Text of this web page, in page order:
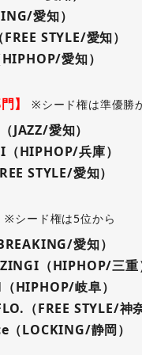
愛知）
STYLE/愛知）
愛知）
】 ※シード権は準優勝
JAZZ/愛知）
HIPHOP/兵庫）
STYLE/愛知）
※シード権は5位から
愛知）
（HIPHOP/三重
HIPHOP/岐阜）
（FREE STYLE/神
LOCKING/静岡）